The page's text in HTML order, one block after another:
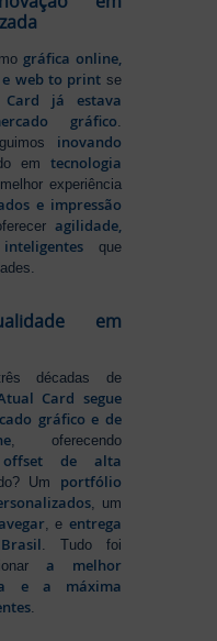
gráfica online,
e web to printse
já estava
gráfico
inovando
em tecnologia
experiência
e impressão
agilidade,
que
em
décadas de
Card segue
gráfico e de
, oferecendo
de alta
Um portfólio
, um
, e entrega
. Tudo foi
a melhor
e a máxima
.